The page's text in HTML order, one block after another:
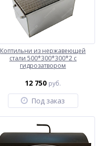
Коптильни из нержавеющей
стали 500*300*300*2 с
гидрозатвором
12 750 руб.
Под заказ